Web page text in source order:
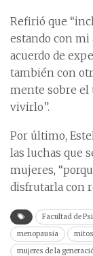
Refirió que
estando con mi
acuerdo de
también con
mente sobre el
vivirlo”.
Por último,
las luchas que
mujeres,
disfrutarla con
Facultad de
menopausia
mujeres de la